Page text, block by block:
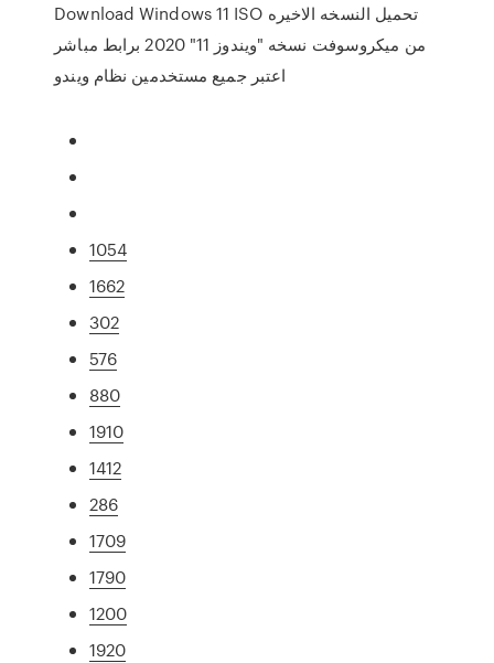
Download Windows 11 ISO تحميل النسخه الاخيره
من ميكروسوفت نسخه "ويندوز 11" 2020 برابط مباشر
اعتبر جميع مستخدمين نظام ويندو
1054
1662
302
576
880
1910
1412
286
1709
1790
1200
1920